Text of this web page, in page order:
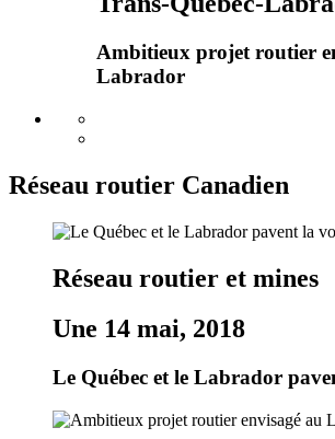
Ambitieux projet routier
Labrador
Réseau routier Canadien
Réseau routier et mines
Une 14 mai, 2018
Le Québec et le Labrador